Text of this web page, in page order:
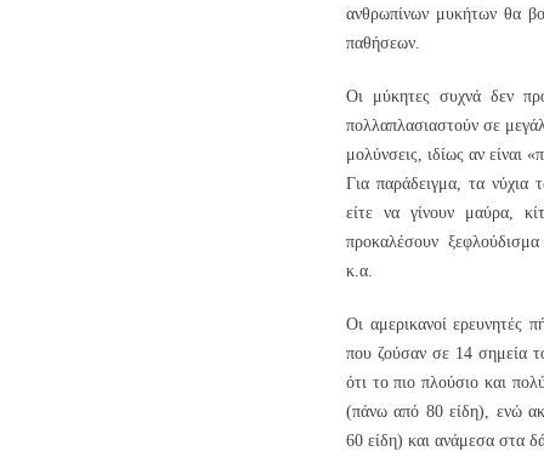
ανθρωπίνων μυκήτων θα
παθήσεων.
Οι μύκητες συχνά δεν
πολλαπλασιαστούν σε
μολύνσεις, ιδίως αν είναι
Για παράδειγμα, τα νύχια
είτε να γίνουν μαύρα,
προκαλέσουν
κ.α.
Οι αμερικανοί ερευνητές
που ζούσαν σε 14 σημεία
ότι το πιο πλούσιο και
(πάνω από 80 είδη), ενώ
60 είδη) και ανάμεσα στα